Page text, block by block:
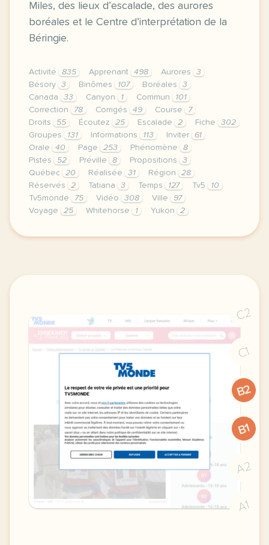
Miles, des lieux d’escalade, des aurores
boréales et le Centre d’interprétation de la
Béringie.
Activité 835 Apprenant 498 Aurores
3
Bésory
3 Binômes 107 Boréales
3
Canada
33 Canyon 1 Commun
101
Correction
78 Corrigés 49 Course
7
Droits
55 Écoutez 25 Escalade 2 Fiche
302
Groupes
131 Informations 113 Inviter
61
Orale
40 Page 253 Phénomène
8
Pistes
52 Préville 8 Propositions
3
Québec
20 Réalisée 31 Région
28
Réservés
2 Tatiana 3 Temps 127 Tv5
10
Tv5monde
75 Vidéo 308 Ville
97
Voyage
25 Whitehorse 1 Yukon 2
le respect de votre vie privee est une priorite
C2
C1
B2
B1
A2
A1